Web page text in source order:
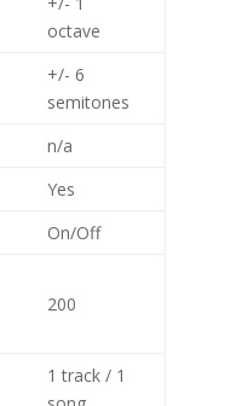
octave
+/- 6
semitones
n/a
Yes
On/Off
200
1 track / 1